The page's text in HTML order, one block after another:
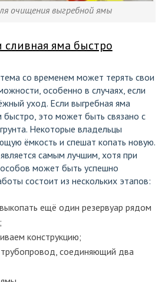
очищения выгребной ямы
сливная яма быстро
со временем может терять свои
особенно в случаях, если
уход. Если выгребная яма
быстро, это может быть связано с
Некоторые владельцы
ёмкость и спешат копать новую.
самым лучшим, хотя при
может быть успешно
состоит из нескольких этапов:
ещё один резервуар рядом
конструкцию;
соединяющий два